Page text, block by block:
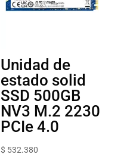
Unidad de
estado solid
SSD 500GB
NV3 M.2 2230
PCIe 4.0
$ 532.380